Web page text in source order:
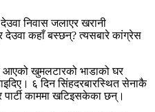
निवास जलाएर खरानी
देउवा कहाँ बस्छन्? त्यसबारे कांग्रेस
आएको खुमलटारको भाडाको घर
६ दिन सिंहदरबारस्थित सेनाकै
पार्टी काममा खटिइसकेका छन्।